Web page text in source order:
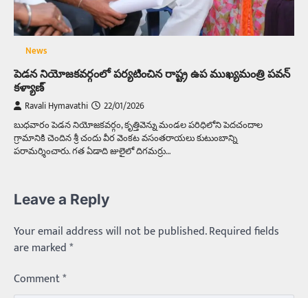
News
పెడన నియోజకవర్గంలో పర్యటించిన రాష్ట్ర ఉప ముఖ్యమంత్రి పవన్
కళ్యాణ్
Ravali Hymavathi 22/01/2026
బుధవారం పెడన నియోజకవర్గం, కృత్తివెన్ను మండల పరిధిలోని పెదచందాల
గ్రామానికి చెందిన శ్రీ చందు వీర వెంకట వసంతరాయలు కుటుంబాన్ని
పరామర్శించారు. గత ఏడాది జులైలో దిగమర్రు…
Leave a Reply
Your email address will not be published.Required fields
are marked*
Comment*